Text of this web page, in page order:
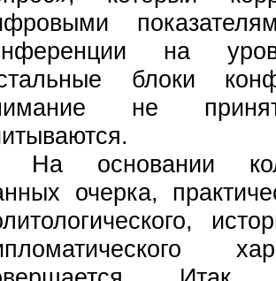
на
блоки
не
На основании
очерка,